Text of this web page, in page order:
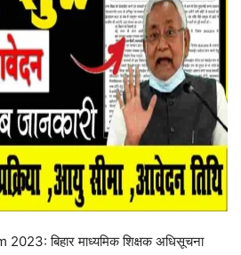
बिहार माध्यमिक शिक्षक अधिसूचना